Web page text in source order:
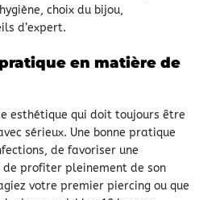
choix du bijou,
d’expert.
en matière de
esthétique qui doit toujours être
sérieux. Une bonne pratique
de favoriser une
profiter pleinement de son
votre premier piercing ou que